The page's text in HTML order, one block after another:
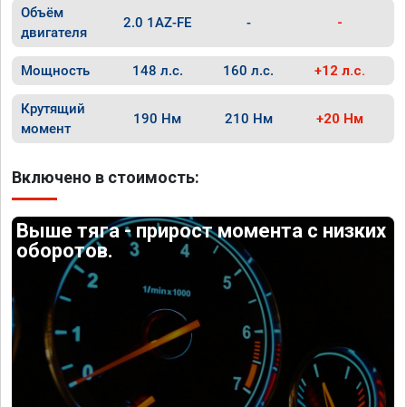
Объём
двигателя
2.0 1AZ-FE - -
Мощность 148 л.с. 160 л.с. +12 л.с.
Крутящий
момент
190 Нм 210 Нм +20 Нм
Включено в стоимость:
Выше тяга - прирост момента с низких
оборотов.